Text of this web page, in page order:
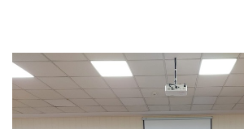
هيئة التدريس
الدراسات العليا